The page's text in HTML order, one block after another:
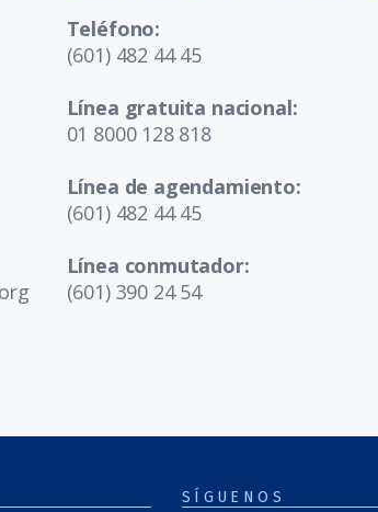
Teléfono:
(601) 482 44 45
Línea gratuita nacional:
01 8000 128 818
Línea de agendamiento:
(601) 482 44 45
Línea conmutador:
(601) 390 24 54
SÍGUENOS